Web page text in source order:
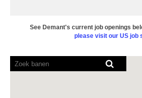
See Demant's current job openings
please visit our US job
Screenreaders
kunnen